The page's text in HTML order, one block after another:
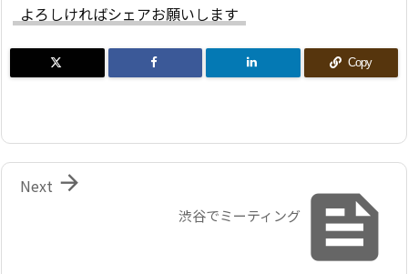
よろしければシェアお願いします
Copy

渋谷でミーティング

Next